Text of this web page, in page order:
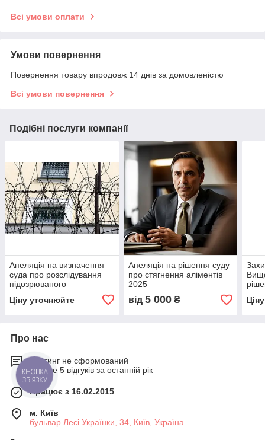
Всі умови оплати
Умови повернення
Повернення товару впродовж 14 днів за домовленістю
Всі умови повернення
Подібні послуги компанії
Апеляція на визначення
суда про розслідування
підозрюваного
Ціну уточнюйте
Апеляція на рішення суду
про стягнення аліментів
2025
від 5 000₴
Про нас
Рейтинг не сформований
Менше 5 відгуків за останній рік
Працює з 16.02.2015
м. Київ
бульвар Лесі Українки, 34, Київ, Україна
КНОПКА
ЗВ'ЯЗКУ